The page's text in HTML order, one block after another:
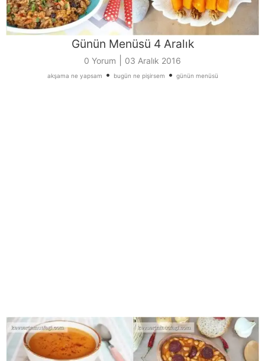
Günün Menüsü 4 Aralık
0 Yorum 03 Aralık 2016
akşama ne yapsam • bugün ne pişirsem • günün menüsü